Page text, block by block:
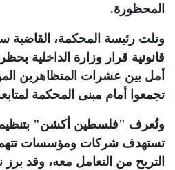
المحظورة.
وتلت رئيسة المحكمة، القاضية
قانونية قرار وزارة الداخلية
أمل بين عشرات المتظاهرين
تجمعوا أمام مبنى المحكمة
وتُعرف "فلسطين أكشن" بتنظيم
تستهدف شركات ومؤسسات
التربح من التعامل معه، وقد